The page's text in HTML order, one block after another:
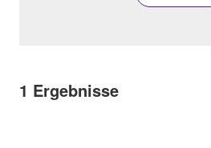
1 Ergebnisse